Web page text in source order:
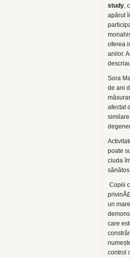
study,
apărut
oferea
anilor.
Sora
de ani
afectat
poate
ciuda
Copiii
un
care
control